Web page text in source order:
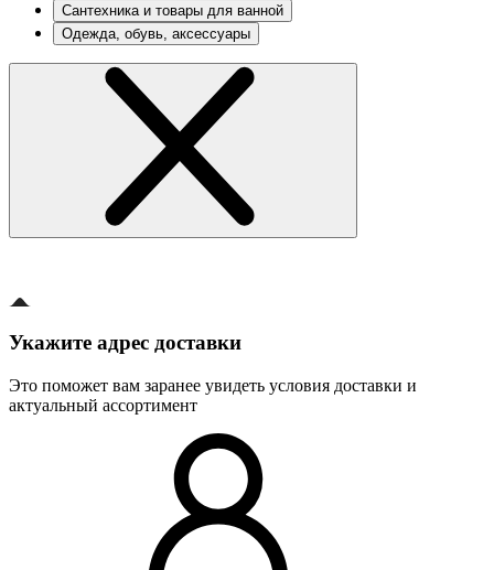
Сантехника и товары для ванной
Одежда, обувь, аксессуары
Укажите адрес доставки
Это поможет вам заранее увидеть условия доставки и
актуальный ассортимент